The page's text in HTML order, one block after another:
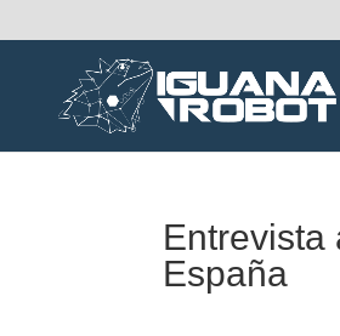
Entrevista
España